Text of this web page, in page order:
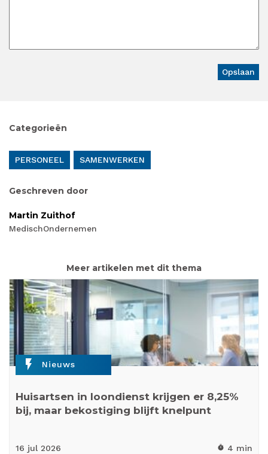
Categorieën
PERSONEEL SAMENWERKEN
Geschreven door
Martin Zuithof
MedischOndernemen
Meer artikelen met dit thema
flash_on Nieuws
Huisartsen in loondienst krijgen er 8,25%
bij, maar bekostiging blijft knelpunt
16 jul 2026 timer 4 min